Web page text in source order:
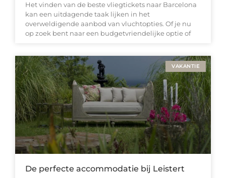
Het vinden van de beste vliegtickets naar Barcelona
kan een uitdagende taak lijken in het
overweldigende aanbod van vluchtopties. Of je nu
op zoek bent naar een budgetvriendelijke optie of
VAKANTIE
De perfecte accommodatie bij Leistert